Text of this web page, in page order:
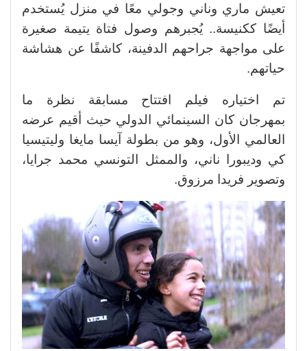
تعيش ماري وناني وجولي معًا في منزل يُستخدم
أيضًا ككنيسة.. يُجبرهم وصول فتاة يتيمة صغيرة
على مواجهة جراحهم الدفينة، كاشفًا عن هشاشة
حياتهم.
تم اختياره فيلم افتتاح مسابقة نظرة ما
بمهرجان كان السينمائي الدولي حيث أقيم عرضه
العالمي الأول، وهو من بطولة آيسا مايغا وليتيسيا
كي وديبورا ناني، والممثل التونسي محمد جرايا،
وتصوير فريدا مرزوق.